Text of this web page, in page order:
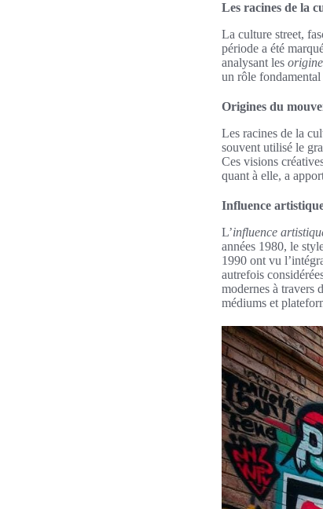
Les racines de la
La culture street,
période a été
analysant les
un rôle
Origines du
Les racines de la
souvent utilisé le
Ces visions
quant à elle, a
Influence
L’influence
années 1980, le
1990 ont vu
autrefois
modernes à travers
médiums et